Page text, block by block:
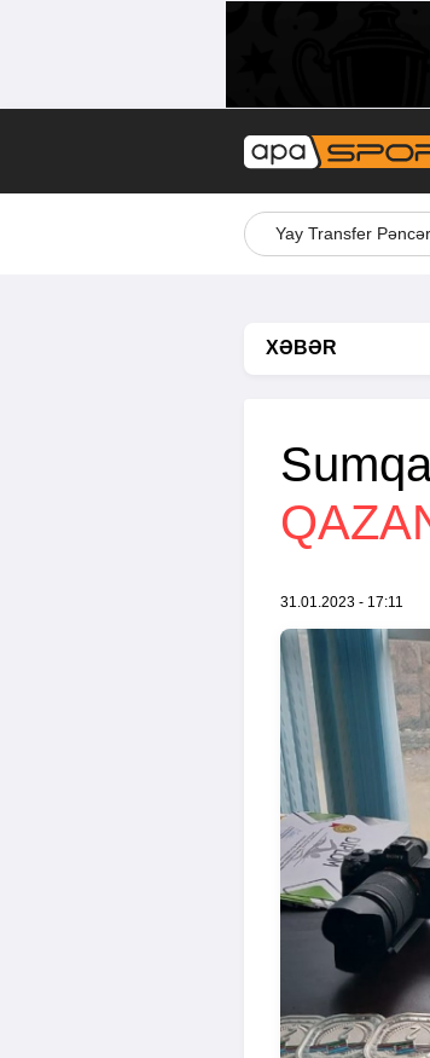
Yay Transfer
XƏBƏR
31.01.2023 - 17:11